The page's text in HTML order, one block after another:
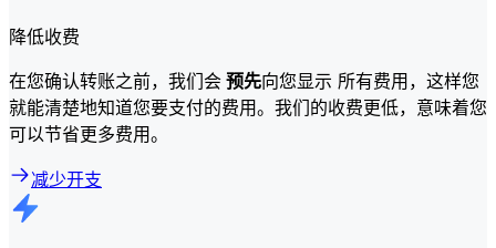
降低收费
在您确认转账之前，我们会 预先向您显示 所有费用，这样您
就能清楚地知道您要支付的费用。我们的收费更低，意味着您
可以节省更多费用。
减少开支